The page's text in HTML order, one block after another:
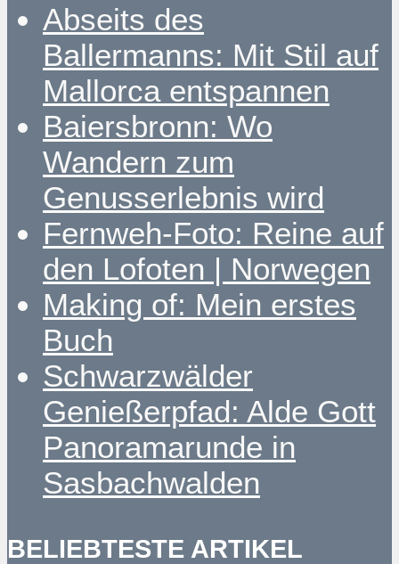
Abseits des
Ballermanns: Mit Stil auf
Mallorca entspannen
Baiersbronn: Wo
Wandern zum
Genusserlebnis wird
Fernweh-Foto: Reine auf
den Lofoten | Norwegen
Making of: Mein erstes
Buch
Schwarzwälder
Genießerpfad: Alde Gott
Panoramarunde in
Sasbachwalden
BELIEBTESTE ARTIKEL